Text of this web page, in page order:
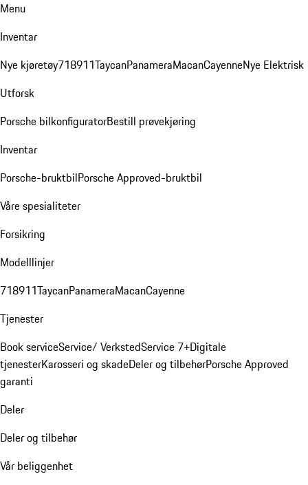
Menu
Inventar
Nye kjøretøy718911TaycanPanameraMacanCayenneNye Elektrisk
Utforsk
Porsche bilkonfiguratorBestill prøvekjøring
Inventar
Porsche-bruktbilPorsche Approved-bruktbil
Våre spesialiteter
Forsikring
Modelllinjer
718911TaycanPanameraMacanCayenne
Tjenester
Book serviceService/ VerkstedService 7+Digitale
tjenesterKarosseri og skadeDeler og tilbehørPorsche Approved
garanti
Deler
Deler og tilbehør
Vår beliggenhet